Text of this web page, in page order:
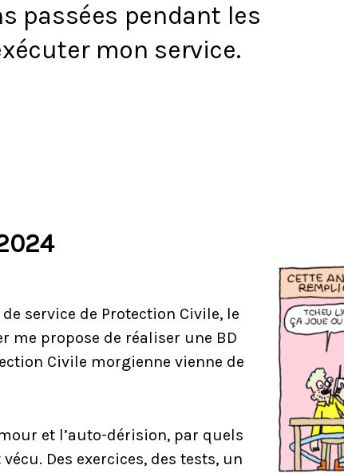
passées pendant les
mon service.
service de Protection Civile, le
me propose de réaliser une BD
Civile morgienne vienne de
et l’auto-dérision, par quels
Des exercices, des tests, un